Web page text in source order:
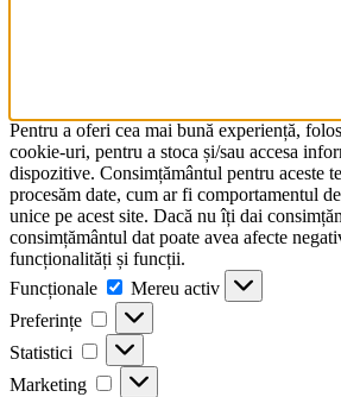
Pentru a oferi cea mai bună experiență,
cookie-uri, pentru a stoca și/sau accesa
dispozitive. Consimțământul pentru aceste
procesăm date, cum ar fi comportamentul
unice pe acest site. Dacă nu îți dai
consimțământul dat poate avea afecte
funcționalități și funcții.
Funcționale
Funcționale
Mereu activ
Preferințe
Preferințe
Statistici Statistici
Marketing Marketing